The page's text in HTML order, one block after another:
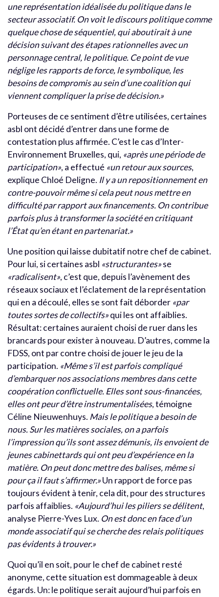
une représentation idéalisée du politique dans le
secteur associatif. On voit le discours politique comme
quelque chose de séquentiel, qui aboutirait à une
décision suivant des étapes rationnelles avec un
personnage central, le politique. Ce point de vue
néglige les rapports de force, le symbolique, les
besoins de compromis au sein d’une coalition qui
viennent compliquer la prise de décision.»
Porteuses de ce sentiment d’être utilisées, certaines
asbl ont décidé d’entrer dans une forme de
contestation plus affirmée. C’est le cas d’Inter-
Environnement Bruxelles, qui, «après une période de
participation», a effectué «un retour aux sources,
explique Chloé Deligne. Il y a un repositionnement en
contre-pouvoir même si cela peut nous mettre en
difficulté par rapport aux financements. On contribue
parfois plus à transformer la société en critiquant
l’État qu’en étant en partenariat.»
Une position qui laisse dubitatif notre chef de cabinet.
Pour lui, si certaines asbl «structurantes»se
«radicalisent», c’est que, depuis l’avènement des
réseaux sociaux et l’éclatement de la représentation
qui en a découlé, elles se sont fait déborder «par
toutes sortes de collectifs»qui les ont affaiblies.
Résultat: certaines auraient choisi de ruer dans les
brancards pour exister à nouveau. D’autres, comme la
FDSS, ont par contre choisi de jouer le jeu de la
participation. «Même s’il est parfois compliqué
d’embarquer nos associations membres dans cette
coopération conflictuelle. Elles sont sous-financées,
elles ont peur d’être instrumentalisées, témoigne
Céline Nieuwenhuys. Mais le politique a besoin de
nous. Sur les matières sociales, on a parfois
l’impression qu’ils sont assez démunis, ils envoient de
jeunes cabinettards qui ont peu d’expérience en la
matière. On peut donc mettre des balises, même si
pour ça il faut s’affirmer.»Un rapport de force pas
toujours évident à tenir, cela dit, pour des structures
parfois affaiblies. «Aujourd’hui les piliers se délitent,
analyse Pierre-Yves Lux. On est donc en face d’un
monde associatif qui se cherche des relais politiques
pas évidents à trouver.»
Quoi qu’il en soit, pour le chef de cabinet resté
anonyme, cette situation est dommageable à deux
égards. Un: le politique serait aujourd’hui parfois en